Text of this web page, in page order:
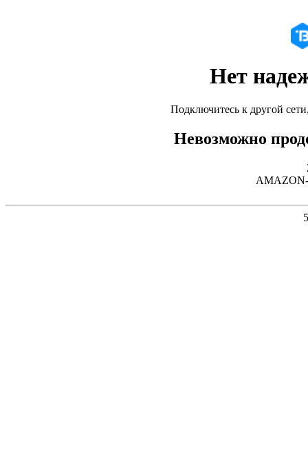
Нет
Подключитесь к другой
Невозможно
AMAZON-